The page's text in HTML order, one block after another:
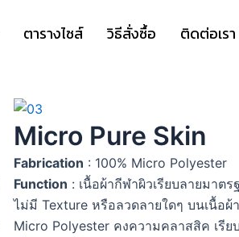
ตารางไซส์ วิธีสั่งซื้อ ติดต่อเรา
Micro Pure Skin
Fabrication : 100% Micro Polyester
Function : เนื้อผ้ากีฬาผิวเรียบลายมาต
ไม่มี Texture หรือลวดลายใดๆ บนเนื้อผ้
Micro Polyester คงความคลาสสิค เรีย